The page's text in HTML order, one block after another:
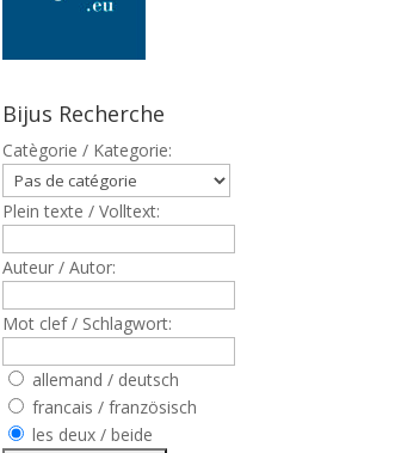
Bijus Recherche
Catègorie / Kategorie:
Plein texte / Volltext:
Auteur / Autor:
Mot clef / Schlagwort:
allemand / deutsch
francais / französisch
les deux / beide